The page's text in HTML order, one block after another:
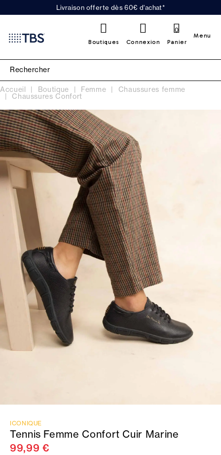
Livraison offerte dès 60€ d'achat*
Boutiques Connexion Panier
0
Menu
Accueil Boutique Femme Chaussures femme
Chaussures Confort
ICONIQUE
Tennis Femme Confort Cuir Marine
99,99 €